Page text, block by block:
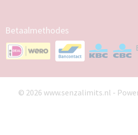
Betaalmethodes
© 2026 www.senzalimits.nl -